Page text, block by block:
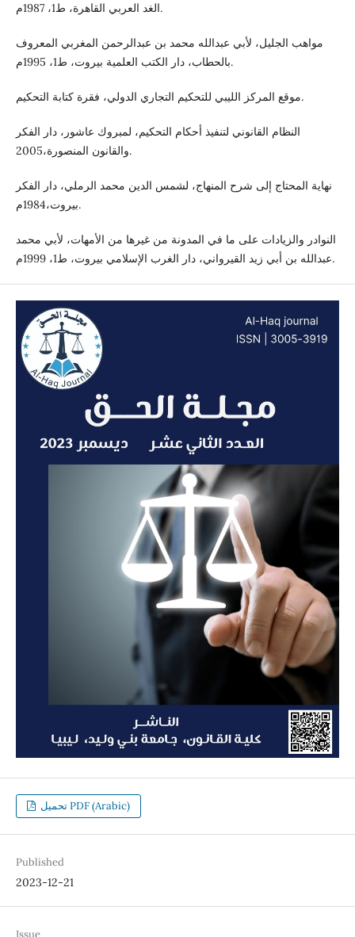
الغد العربي القاهرة، ط1، 1987م.
مواهب الجليل، لأبي عبدالله محمد بن عبدالرحمن المغربي المعروف
بالحطاب، دار الكتب العلمية بيروت، ط1، 1995م.
موقع المركز الليبي للتحكيم التجاري الدولي، فقرة كتابة التحكيم.
النظام القانوني لتنفيذ أحكام التحكيم، لمبروك عاشور، دار الفكر
والقانون المنصورة،2005.
نهاية المحتاج إلى شرح المنهاج، لشمس الدين محمد الرملي، دار الفكر
بيروت،1984م.
النوادر والزيادات على ما في المدونة من غيرها من الأمهات، لأبي محمد
عبدالله بن أبي زيد القيرواني، دار الغرب الإسلامي بيروت، ط1، 1999م.
تحميل PDF (Arabic)
Published
2023-12-21
Issue